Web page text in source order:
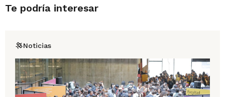
Te podría interesar
Noticias